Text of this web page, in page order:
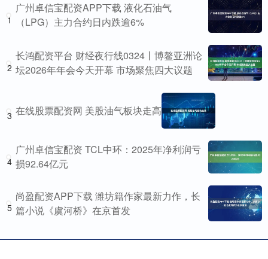
1
广州卓信宝配资APP下载 液化石油气
（LPG）主力合约日内跌逾6%
2
长鸿配资平台 财经夜行线0324丨博鳌亚洲论
坛2026年年会今天开幕 市场聚焦四大议题
3 在线股票配资网 美股油气板块走高
4
广州卓信宝配资 TCL中环：2025年净利润亏
损92.64亿元
5
尚盈配资APP下载 潍坊籍作家最新力作，长
篇小说《虞河桥》在京首发